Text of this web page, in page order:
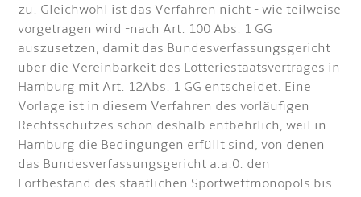
zu. Gleichwohl ist das Verfahren nicht - wie teilweise
vorgetragen wird -nach Art. 100 Abs. 1 GG
auszusetzen, damit das Bundesverfassungsgericht
über die Vereinbarkeit des Lotteriestaatsvertrages in
Hamburg mit Art. 12Abs. 1 GG entscheidet. Eine
Vorlage ist in diesem Verfahren des vorläufigen
Rechtsschutzes schon deshalb entbehrlich, weil in
Hamburg die Bedingungen erfüllt sind, von denen
das Bundesverfassungsgericht a.a.0. den
Fortbestand des staatlichen Sportwettmonopols bis